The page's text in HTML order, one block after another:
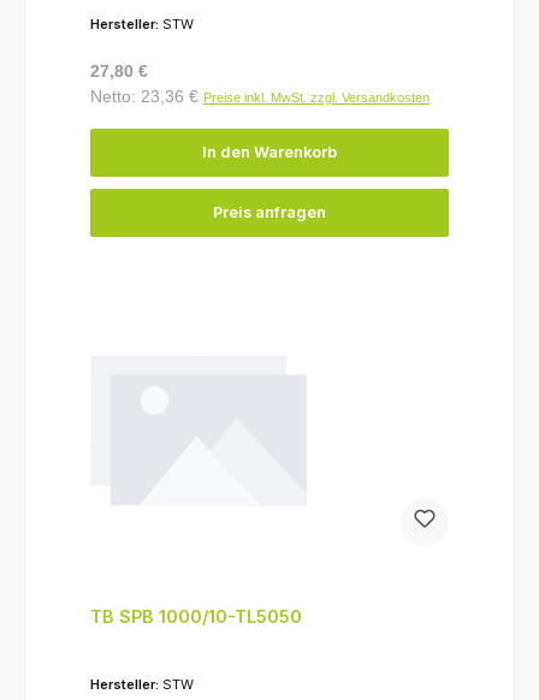
Hersteller: STW
Regulärer Preis:
27,80 €
Netto: 23,36 € Preise inkl. MwSt. zzgl. Versandkosten
In den Warenkorb
Preis anfragen
TB SPB 1000/10-TL5050
Hersteller: STW